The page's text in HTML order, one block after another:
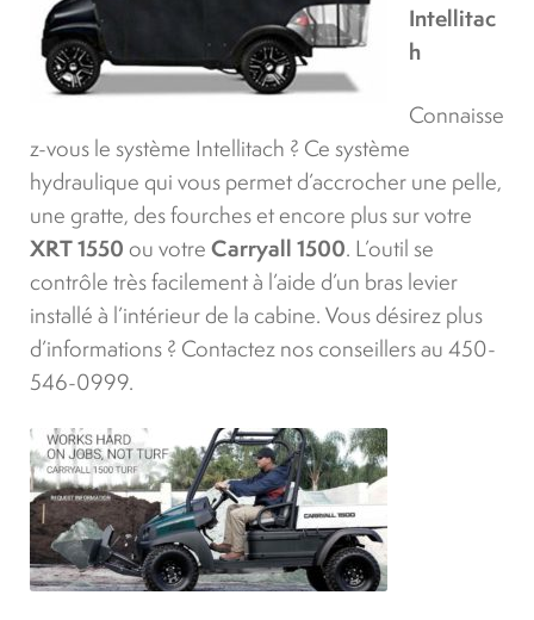
Intellitac
h
Connaisse
z-vous le système Intellitach ? Ce système
hydraulique qui vous permet d’accrocher une pelle,
une gratte, des fourches et encore plus sur votre
XRT 1550ou votreCarryall 1500. L’outil se
contrôle très facilement à l’aide d’un bras levier
installé à l’intérieur de la cabine. Vous désirez plus
d’informations ? Contactez nos conseillers au 450-
546-0999.